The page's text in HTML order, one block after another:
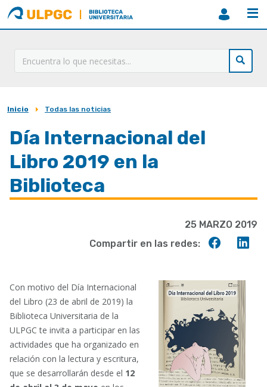
ULPGC
Biblioteca
ULPGC
Sobrescribir
enlaces
de
ayuda
a
Inicio Todas las noticias
Día Internacional del
Libro 2019 en la
Biblioteca
25 MARZO 2019
Compartir en las redes:
Con motivo del Día Internacional
del Libro (23 de abril de 2019) la
Biblioteca Universitaria de la
ULPGC te invita a participar en las
actividades que ha organizado en
relación con la lectura y escritura,
que se desarrollarán desde el 12